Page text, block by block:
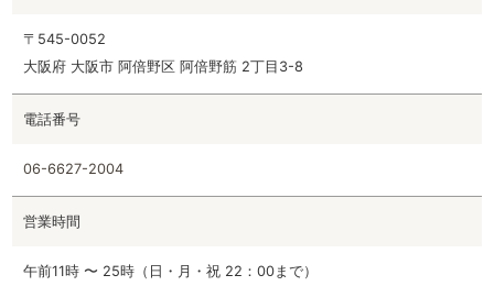
〒545-0052
大阪府 大阪市 阿倍野区 阿倍野筋 2丁目3-8
電話番号
06-6627-2004
営業時間
午前11時 〜 25時（日・月・祝 22：00まで）